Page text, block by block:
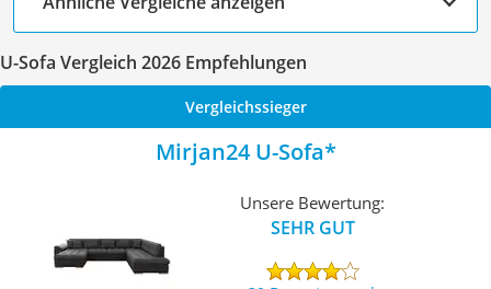
U-Sofa Vergleich 2026 Empfehlungen
Vergleichssieger
Mirjan24 U-Sofa
Unsere Bewertung:
SEHR GUT